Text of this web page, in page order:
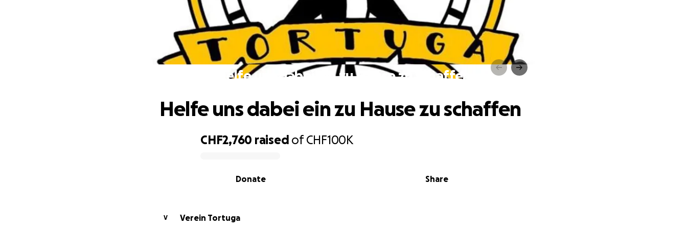
Helfe uns dabei ein zu Hause zu schaffen
CHF2,760 raised ofCHF100K
Share
Donate
Helfe uns dabei ein zu Hause zu schaffen
V
Verein Tortuga